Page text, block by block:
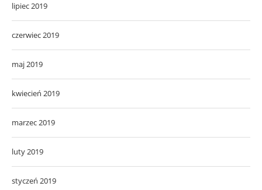
lipiec 2019
czerwiec 2019
maj 2019
kwiecień 2019
marzec 2019
luty 2019
styczeń 2019